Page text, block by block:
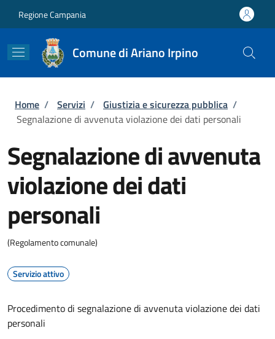
Regione Campania
Comune di Ariano Irpino
Briciole di pane
Home / Servizi / Giustizia e sicurezza pubblica /
Segnalazione di avvenuta violazione dei dati personali
Segnalazione di avvenuta
violazione dei dati
personali
(Regolamento comunale)
Servizio attivo
Procedimento di segnalazione di avvenuta violazione dei dati
personali